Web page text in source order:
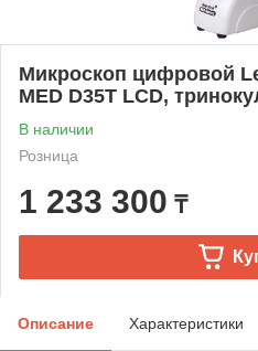
Микроскоп цифровой
MED D35T LCD,
В наличии
Розница
1 233 300 ₸
Описание Характеристики